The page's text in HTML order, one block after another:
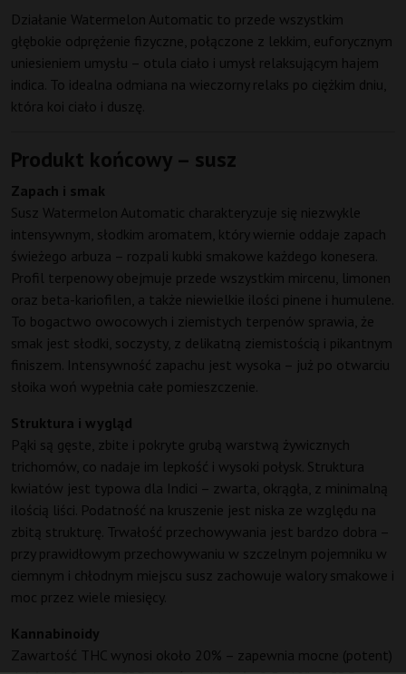
Działanie Watermelon Automatic to przede wszystkim
głębokie odprężenie fizyczne, połączone z lekkim, euforycznym
uniesieniem umysłu – otula ciało i umysł relaksującym hajem
indica. To idealna odmiana na wieczorny relaks po ciężkim dniu,
która koi ciało i duszę.
Produkt końcowy – susz
Zapach i smak
Susz Watermelon Automatic charakteryzuje się niezwykle
intensywnym, słodkim aromatem, który wiernie oddaje zapach
świeżego arbuza – rozpali kubki smakowe każdego konesera.
Profil terpenowy obejmuje przede wszystkim mircenu, limonen
oraz beta-kariofilen, a także niewielkie ilości pinene i humulene.
To bogactwo owocowych i ziemistych terpenów sprawia, że
smak jest słodki, soczysty, z delikatną ziemistością i pikantnym
finiszem. Intensywność zapachu jest wysoka – już po otwarciu
słoika woń wypełnia całe pomieszczenie.
Struktura i wygląd
Pąki są gęste, zbite i pokryte grubą warstwą żywicznych
trichomów, co nadaje im lepkość i wysoki połysk. Struktura
kwiatów jest typowa dla Indici – zwarta, okrągła, z minimalną
ilością liści. Podatność na kruszenie jest niska ze względu na
zbitą strukturę. Trwałość przechowywania jest bardzo dobra –
przy prawidłowym przechowywaniu w szczelnym pojemniku w
ciemnym i chłodnym miejscu susz zachowuje walory smakowe i
moc przez wiele miesięcy.
Kannabinoidy
Zawartość THC wynosi około 20% – zapewnia mocne (potent)